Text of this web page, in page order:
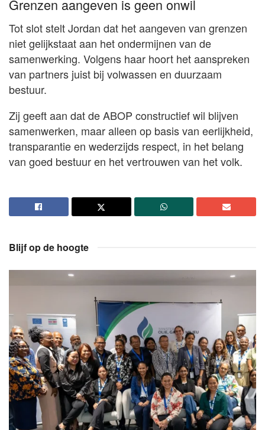
Grenzen aangeven is geen onwil
Tot slot stelt Jordan dat het aangeven van grenzen
niet gelijkstaat aan het ondermijnen van de
samenwerking. Volgens haar hoort het aanspreken
van partners juist bij volwassen en duurzaam
bestuur.
Zij geeft aan dat de ABOP constructief wil blijven
samenwerken, maar alleen op basis van eerlijkheid,
transparantie en wederzijds respect, in het belang
van goed bestuur en het vertrouwen van het volk.
Blijf op de hoogte